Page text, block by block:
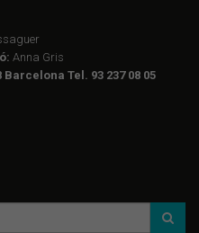
Anna Gris
Tel. 93 237 08 05